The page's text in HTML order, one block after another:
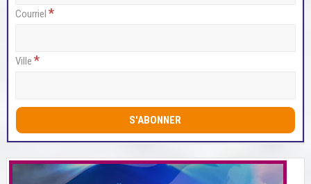
Courriel *
Ville *